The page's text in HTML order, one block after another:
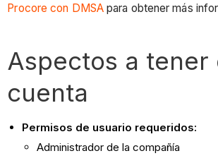
Procore con DMSA para obtener más
Aspectos a tener
cuenta
Permisos de usuario requeridos:
Administrador de la compañía